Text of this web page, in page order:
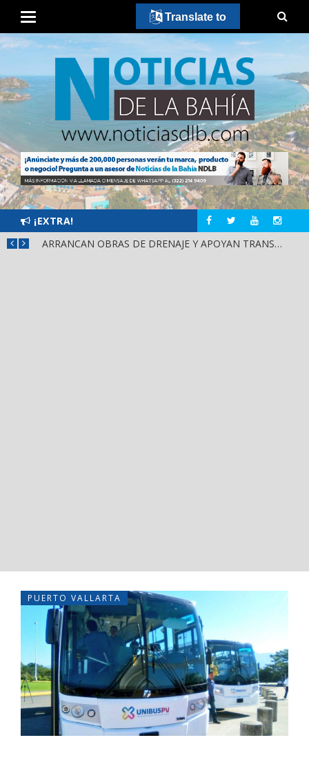
¡EXTRA!
ARRANCAN OBRAS DE DRENAJE Y APOYAN TRANSPORTE PÚBLICO EN PUENTE DE SAN CAYETANO
PUERTO VALLARTA
Translate to